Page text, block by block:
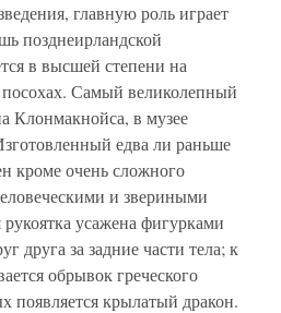
главную роль играет
позднеирландской
в высшей степени на
Самый великолепный
Клонмакнойса, в музее
едва ли раньше
кроме очень сложного
и звериными
рукоятка усажена фигурками
друга за задние части тела; к
обрывок греческого
появляется крылатый дракон.